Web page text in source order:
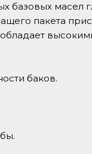
базовых масел
пакета
баков.